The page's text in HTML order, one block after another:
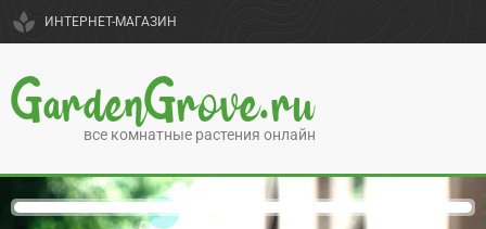
spa ИНТЕРНЕТ-МАГАЗИН
GardenGrove.ru
все комнатные растения онлайн